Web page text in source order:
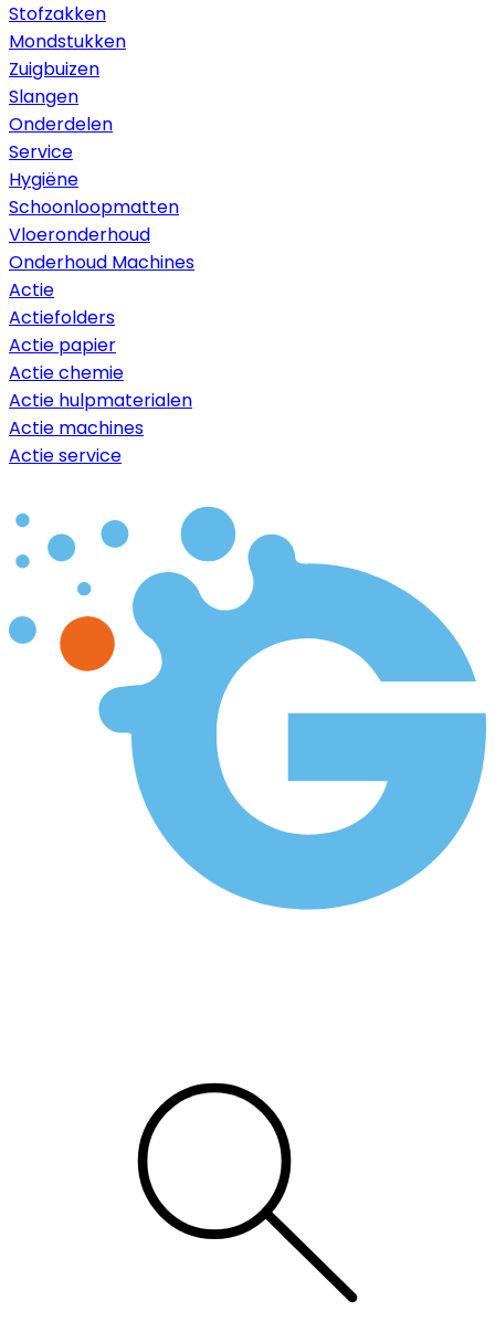
Stofzakken
Mondstukken
Zuigbuizen
Slangen
Onderdelen
Service
Hygiëne
Schoonloopmatten
Vloeronderhoud
Onderhoud Machines
Actie
Actiefolders
Actie papier
Actie chemie
Actie hulpmaterialen
Actie machines
Actie service